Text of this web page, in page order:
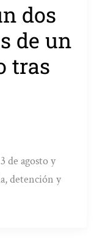
dos
de un
tras
de agosto y
detención y